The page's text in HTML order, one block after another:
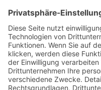
Sommergasse 6
78199 Bräunlingen
Telefon: +49 (0) 771 /
Fax: +49 (0) 771 / 897-